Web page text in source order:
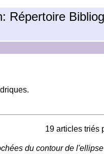
Répertoire
19 articles triés
du contour de